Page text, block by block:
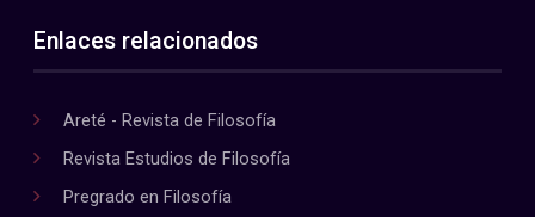
Enlaces relacionados
Areté - Revista de Filosofía
Revista Estudios de Filosofía
Pregrado en Filosofía